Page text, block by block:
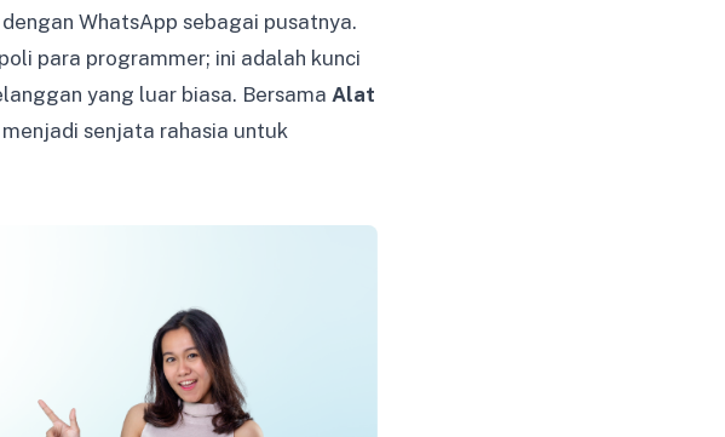
WhatsApp sebagai pusatnya.
para programmer; ini adalah kunci
yang luar biasa. Bersama Alat
senjata rahasia untuk